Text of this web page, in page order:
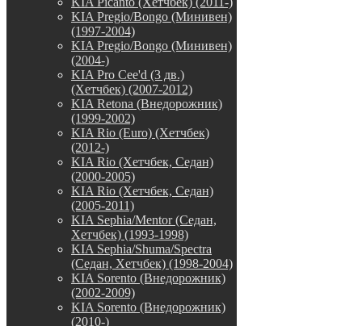
KIA Pregio/Bongo (Минивен)
(1997-2004)
KIA Pregio/Bongo (Минивен)
(2004-)
KIA Pro Cee'd (3 дв.)
(Хетчбек) (2007-2012)
KIA Retona (Внедорожник)
(1999-2002)
KIA Rio (Euro) (Хетчбек)
(2012-)
KIA Rio (Хетчбек, Седан)
(2000-2005)
KIA Rio (Хетчбек, Седан)
(2005-2011)
KIA Sephia/Mentor (Седан,
Хетчбек) (1993-1998)
KIA Sephia/Shuma/Spectra
(Седан, Хетчбек) (1998-2004)
KIA Sorento (Внедорожник)
(2002-2009)
KIA Sorento (Внедорожник)
(2010-)